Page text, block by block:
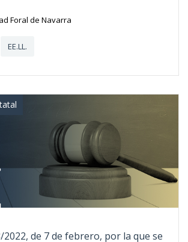
Foral de Navarra
EE.LL.
2022, de 7 de febrero, por la que se